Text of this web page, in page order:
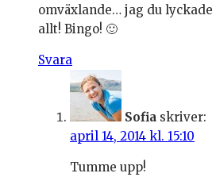
omväxlande… jag du
allt! Bingo! 🙂
Svara
Sofia skriver:
april 14, 2014 kl. 15:10
Tumme upp!